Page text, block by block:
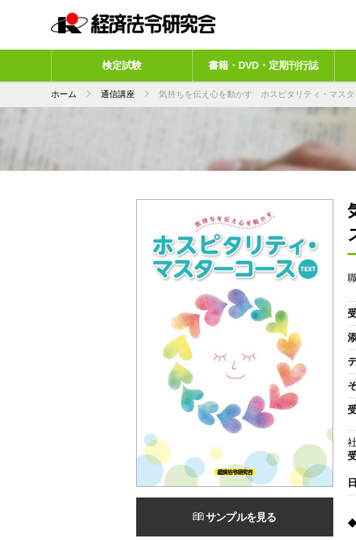
検定試験 書籍・DVD・定期刊行誌
ホーム 通信講座 気持ちを伝え心を動かす ホスピタリティ・マスタ
サンプルを見る
◆